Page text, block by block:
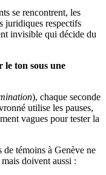
se rencontrent, les
juridiques respectifs
invisible qui décide du
ton sous une
), chaque seconde
utilise les pauses,
vagues pour tester la
de témoins à Genève ne
doivent aussi :